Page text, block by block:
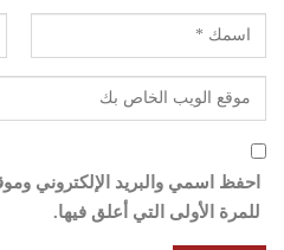
احفظ اسمي والبريد الإلكتروني
للمرة الأولى التي أعلق فيها.